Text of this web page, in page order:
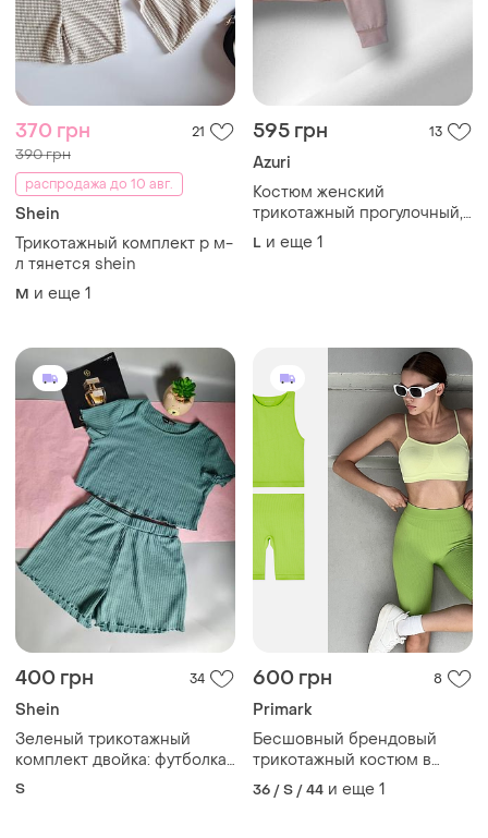
370 грн 21
390 грн
распродажа до 10 авг.
Shein
Трикотажный комплект р м-
л тянется shein
M и еще 1
595 грн 13
Azuri
Костюм женский
трикотажный прогулочный,
хлопок, кофта свитшот,
шорты, l/46, xl/48, см.
L и еще 1
400 грн 34
Shein
Зеленый трикотажный
комплект двойка: футболка
и шорты
S
600 грн 8
Primark
Бесшовный брендовый
трикотажный костюм в
рубчик с корректирующим
эффектом. англия
36 / S / 44 и еще 1